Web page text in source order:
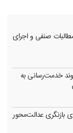
صنفی و اجرای
خدمت‌رسانی به
بازنگری عدالت‌محور